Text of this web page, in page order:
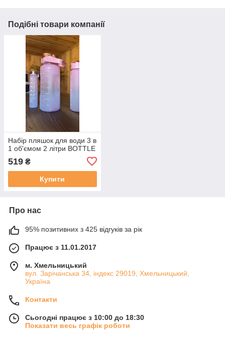
Подібні товари компанії
Набір пляшок для води 3 в
1 об'ємом 2 літри BOTTLE
519 ₴
Купити
Про нас
95% позитивних з 425 відгуків за рік
Працює з 11.01.2017
м. Хмельницький
вул. Зарічанська 34, індекс 29019, Хмельницький,
Україна
Контакти
Сьогодні працює з 10:00 до 18:30
Показати весь графік роботи